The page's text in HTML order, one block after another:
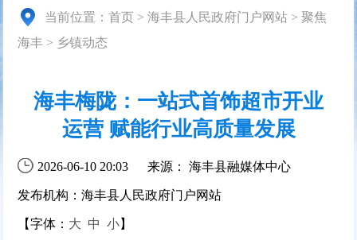
当前位置：首页 >海丰县人民政府门户网站 >聚焦
海丰 > 乡镇动态
海丰梅陇：一站式首饰超市开业
运营 赋能行业高质量发展
2026-06-10 20:03 来源： 海丰县融媒体中心
发布机构：海丰县人民政府门户网站
【字体： 大 中 小】